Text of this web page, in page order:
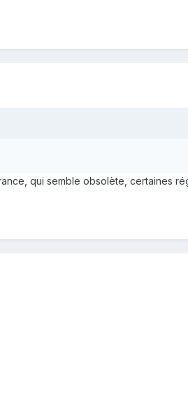
qui semble obsolète, certaines